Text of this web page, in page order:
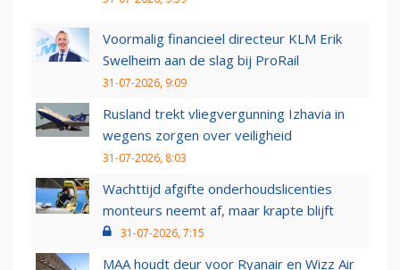
Voormalig financieel directeur KLM Erik
Swelheim aan de slag bij ProRail
31-07-2026, 9:09
Rusland trekt vliegvergunning Izhavia in
wegens zorgen over veiligheid
31-07-2026, 8:03
Wachttijd afgifte onderhoudslicenties
monteurs neemt af, maar krapte blijft
31-07-2026, 7:15
MAA houdt deur voor Ryanair en Wizz Air